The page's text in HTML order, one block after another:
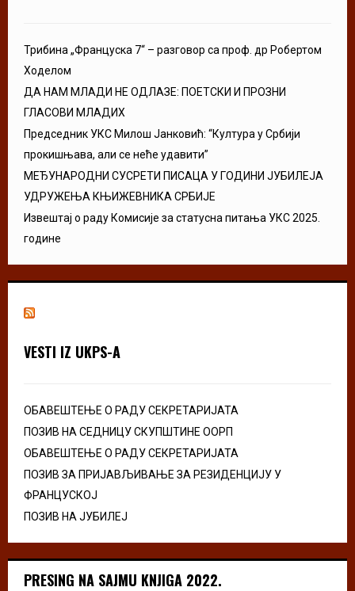
Трибина „Француска 7“ – разговор са проф. др Робертом
Ходелом
ДА НАМ МЛАДИ НЕ ОДЛАЗЕ: ПОЕТСКИ И ПРОЗНИ
ГЛАСОВИ МЛАДИХ
Председник УКС Милош Јанковић: “Култура у Србији
прокишњава, али се неће удавити”
МЕЂУНАРОДНИ СУСРЕТИ ПИСАЦА У ГОДИНИ ЈУБИЛЕЈА
УДРУЖЕЊА КЊИЖЕВНИКА СРБИЈЕ
Извештај о раду Комисије за статусна питања УКС 2025.
године
VESTI IZ UKPS-A
ОБАВЕШТЕЊЕ О РАДУ СЕКРЕТАРИЈАТА
ПОЗИВ НА СЕДНИЦУ СКУПШТИНЕ ООРП
ОБАВЕШТЕЊЕ О РАДУ СЕКРЕТАРИЈАТА
ПОЗИВ ЗА ПРИЈАВЉИВАЊЕ ЗА РЕЗИДЕНЦИЈУ У
ФРАНЦУСКОЈ
ПОЗИВ НА ЈУБИЛЕЈ
PRESING NA SAJMU KNJIGA 2022.